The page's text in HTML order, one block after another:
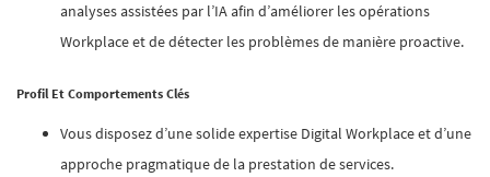
analyses assistées par l’IA afin d’améliorer les opérations
Workplace et de détecter les problèmes de manière proactive.
Profil Et Comportements Clés
Vous disposez d’une solide expertise Digital Workplace et d’une
approche pragmatique de la prestation de services.